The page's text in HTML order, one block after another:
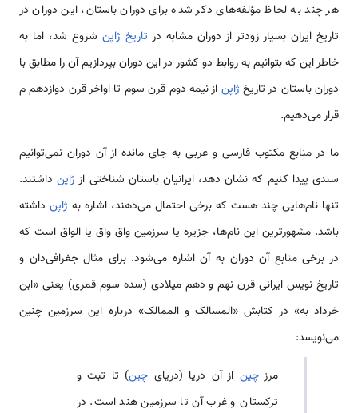
هر چند به لحاظ مؤلفه‌های ذکر شده برای دوران باستان، این دوران در
تاریخ ایران بسیار زودتر از دوران مشابه در تاریخ ژاپن شروع شد، اما به
خاطر این که بتوانیم به روابط دو کشور در این دوران بپردازیم آن را مطابق با
دوران باستان در تاریخ ژاپن از نیمه دوم قرن سوم تا اواخر قرن دوازدهم م
قرار می‌دهیم.
ما در منابع مکتوب فارسی و عربی به جای مانده از آن دوران نمی‌توانیم
سندی پیدا کنیم که نشان دهد، ایرانیان باستان شناختی از ژاپنداشتند.
تنها نام‌هایی چند هست که برخی احتمال می‌دهند، اشاره به ژاپن داشته
باشد. مشهورترین این نام‌ها، جزیره یا سرزمین واق واق یا الواق است که
در برخی منابع آن دوران به آن اشاره می‌شود. برای مثال جغرافی‌دان و
تاریخ نویس ایرانی قرن نهم و دهم میلادی (سده سوم قمری) یعنی «ابن
خرداد به» در کتابش «المسالک و الممالک» درباره این سرزمین چنین
می‌نویسد:
مرزچین از آن دریا (دریای چین) تا تبت و
ترکستان و غرب آن تا سرزمین هند است. در